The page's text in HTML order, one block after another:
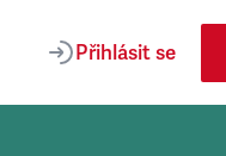
Přihlásit se